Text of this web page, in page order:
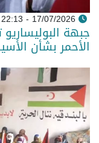
17/07/2026 - 22:13
جبهة
الأحمر بشأن